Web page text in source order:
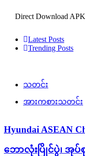
Direct Download APK
Latest Posts
Trending Posts
သတင်း
အားကစားသတင်း
Hyundai ASEAN
ဘောလုံးပြိုင်ပွဲ၊ အု